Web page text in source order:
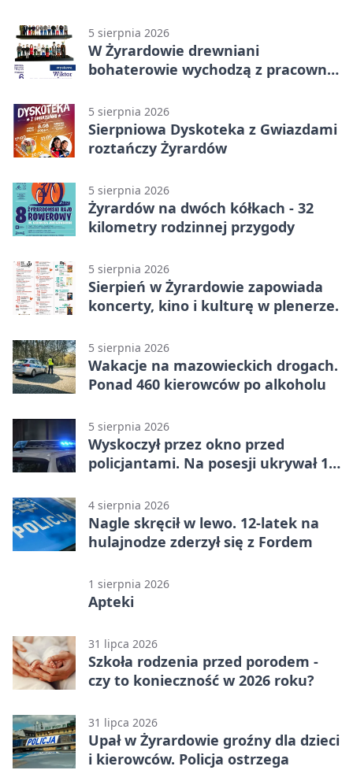
5 sierpnia 2026
W Żyrardowie drewniani
bohaterowie wychodzą z pracowni
5 sierpnia 2026
Sierpniowa Dyskoteka z Gwiazdami
roztańczy Żyrardów
5 sierpnia 2026
Żyrardów na dwóch kółkach - 32
kilometry rodzinnej przygody
5 sierpnia 2026
Sierpień w Żyrardowie zapowiada
koncerty, kino i kulturę w plenerze.
5 sierpnia 2026
Wakacje na mazowieckich drogach.
Ponad 460 kierowców po alkoholu
5 sierpnia 2026
Wyskoczył przez okno przed
policjantami. Na posesji ukrywał 12
4 sierpnia 2026
Nagle skręcił w lewo. 12-latek na
hulajnodze zderzył się z Fordem
1 sierpnia 2026
Apteki
31 lipca 2026
Szkoła rodzenia przed porodem -
czy to konieczność w 2026 roku?
31 lipca 2026
Upał w Żyrardowie groźny dla dzieci
i kierowców. Policja ostrzega